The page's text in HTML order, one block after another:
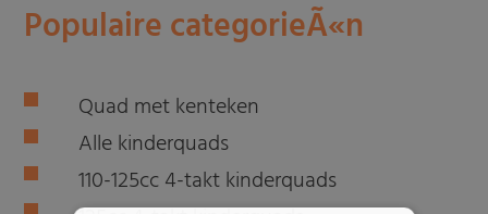
Populaire categorieÃ«n
Quad met kenteken
Alle kinderquads
110-125cc 4-takt kinderquads